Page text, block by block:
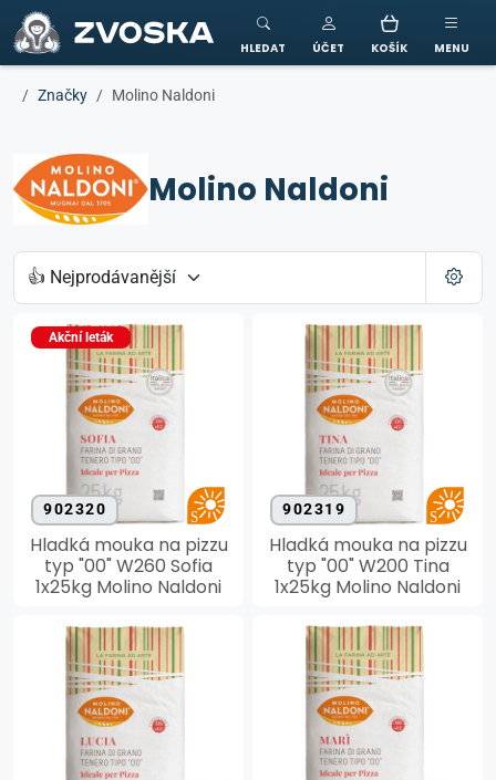
ZVOSKA
HLEDAT ÚČET KOŠÍK MENU
Značky Molino Naldoni
Molino Naldoni
Akční leták
902320
Hladká mouka na pizzu
typ "00" W260 Sofia
1x25kg Molino Naldoni
902319
Hladká mouka na pizzu
typ "00" W200 Tina
1x25kg Molino Naldoni